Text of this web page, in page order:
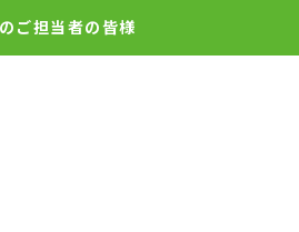
ご担当者の皆様